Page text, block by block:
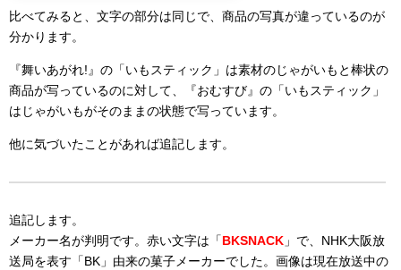
比べてみると、文字の部分は同じで、商品の写真が違っているのが
分かります。
『舞いあがれ!』の「いもスティック」は素材のじゃがいもと棒状の
商品が写っているのに対して、『おむすび』の「いもスティック」
はじゃがいもがそのままの状態で写っています。
他に気づいたことがあれば追記します。
追記します。
メーカー名が判明です。赤い文字は「BKSNACK 」で、NHK大阪放
送局を表す「BK」由来の菓子メーカーでした。画像は現在放送中の